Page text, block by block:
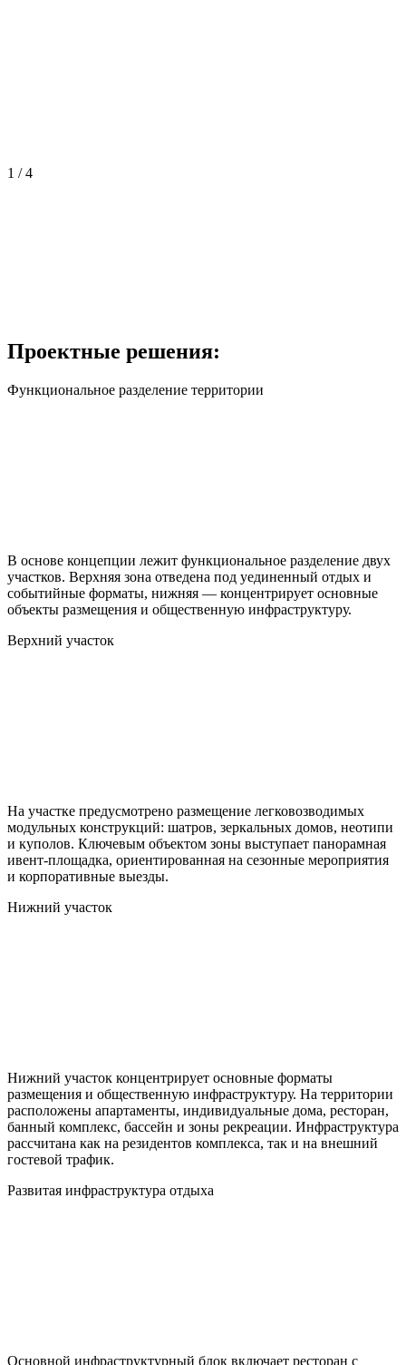
1 / 4
Проектные решения:
Функциональное разделение территории
В основе концепции лежит функциональное разделение двух
участков. Верхняя зона отведена под уединенный отдых и
событийные форматы, нижняя — концентрирует основные
объекты размещения и общественную инфраструктуру.
Верхний участок
На участке предусмотрено размещение легковозводимых
модульных конструкций: шатров, зеркальных домов, неотипи
и куполов. Ключевым объектом зоны выступает панорамная
ивент-площадка, ориентированная на сезонные мероприятия
и корпоративные выезды.
Нижний участок
Нижний участок концентрирует основные форматы
размещения и общественную инфраструктуру. На территории
расположены апартаменты, индивидуальные дома, ресторан,
банный комплекс, бассейн и зоны рекреации. Инфраструктура
рассчитана как на резидентов комплекса, так и на внешний
гостевой трафик.
Развитая инфраструктура отдыха
Основной инфраструктурный блок включает ресторан с